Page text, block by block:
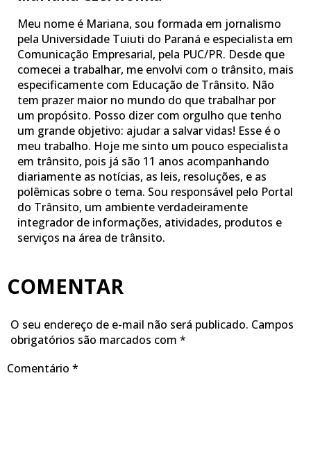
Meu nome é Mariana, sou formada em jornalismo
pela Universidade Tuiuti do Paraná e especialista em
Comunicação Empresarial, pela PUC/PR. Desde que
comecei a trabalhar, me envolvi com o trânsito, mais
especificamente com Educação de Trânsito. Não
tem prazer maior no mundo do que trabalhar por
um propósito. Posso dizer com orgulho que tenho
um grande objetivo: ajudar a salvar vidas! Esse é o
meu trabalho. Hoje me sinto um pouco especialista
em trânsito, pois já são 11 anos acompanhando
diariamente as notícias, as leis, resoluções, e as
polêmicas sobre o tema. Sou responsável pelo Portal
do Trânsito, um ambiente verdadeiramente
integrador de informações, atividades, produtos e
serviços na área de trânsito.
COMENTAR
O seu endereço de e-mail não será publicado. Campos
obrigatórios são marcados com *
Comentário *